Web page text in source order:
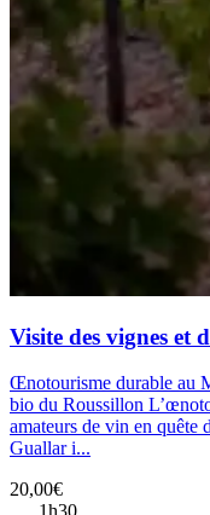
Visite des vignes et
Œnotourisme durable au
bio du Roussillon
amateurs de vin en quête
Guallar i...
20,00€